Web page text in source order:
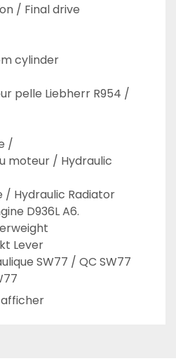
/ Final drive
cylinder
pelle Liebherr R954 /
/
moteur / Hydraulic
/ Hydraulic Radiator
D936L A6.
Lever
SW77 / QC SW77
158cm